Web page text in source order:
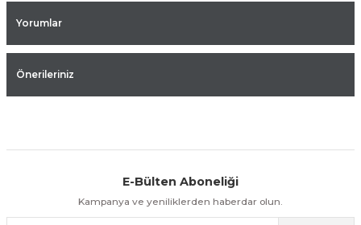
Yorumlar
Önerileriniz
Kolay İade & Değişim Güvenli Alışveriş
E-Bülten Aboneliği
Kampanya ve yeniliklerden haberdar olun.